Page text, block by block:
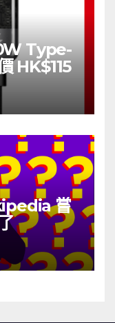
Type-
HK$115
嘗